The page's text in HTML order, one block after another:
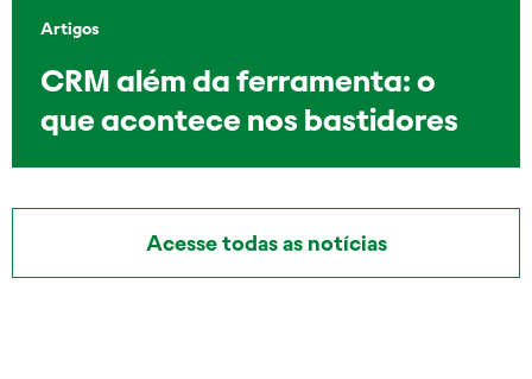
Artigos
CRM além da ferramenta: o
que acontece nos bastidores
Acesse todas as notícias